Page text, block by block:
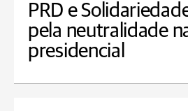
PRD e
pela neutralidade
presidencial